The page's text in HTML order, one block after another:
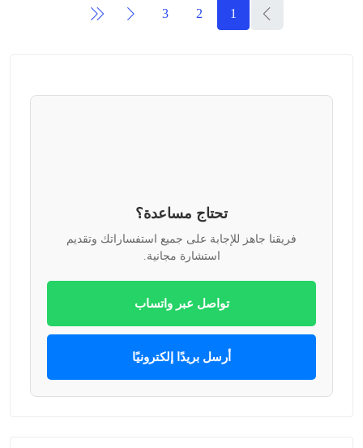
1
2
3
تحتاج مساعدة؟
فريقنا جاهز للإجابة على جميع استفساراتك وتقديم
استشارة مجانية.
تواصل عبر واتساب
أرسل بريدًا إلكترونيًا